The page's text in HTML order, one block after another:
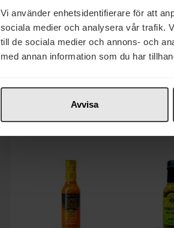
Vi använder enhetsidentifierare för att
sociala medier och analysera vår trafik.
till de sociala medier och annons- och
med annan information som du har
Avvisa
236 kr
Hot Ones The Classic
Köp
90 kr